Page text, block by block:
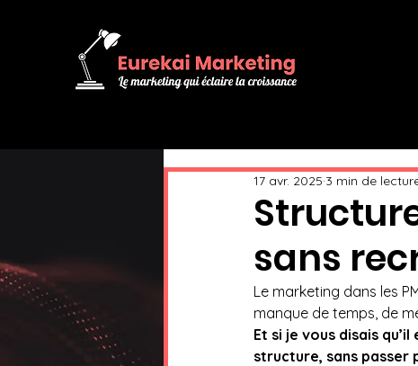
sans
17 avr. 2025 3 min de
Le marketing dans les
manque de temps, de
Et si je vous disais
structure, sans passer